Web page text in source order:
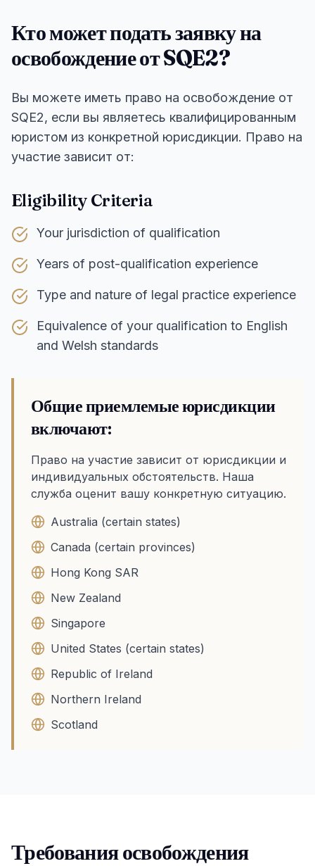
Кто может подать заявку на
освобождение от SQE2?
Вы можете иметь право на освобождение от
SQE2, если вы являетесь квалифицированным
юристом из конкретной юрисдикции. Право на
участие зависит от:
Eligibility Criteria
Your jurisdiction of qualification
Years of post-qualification experience
Type and nature of legal practice experience
Equivalence of your qualification to English
and Welsh standards
Общие приемлемые юрисдикции
включают:
Право на участие зависит от юрисдикции и
индивидуальных обстоятельств. Наша
служба оценит вашу конкретную ситуацию.
Australia (certain states)
Canada (certain provinces)
Hong Kong SAR
New Zealand
Singapore
United States (certain states)
Republic of Ireland
Northern Ireland
Scotland
Требования освобождения